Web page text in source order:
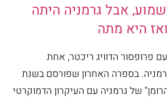
אבל גרמניה היתה
היא מתה
פרופסור הדוויג ריכטר, אחת
בספרה האחרון שפורסם בשנת
של גרמניה עם העיקרון הדמוקרטי